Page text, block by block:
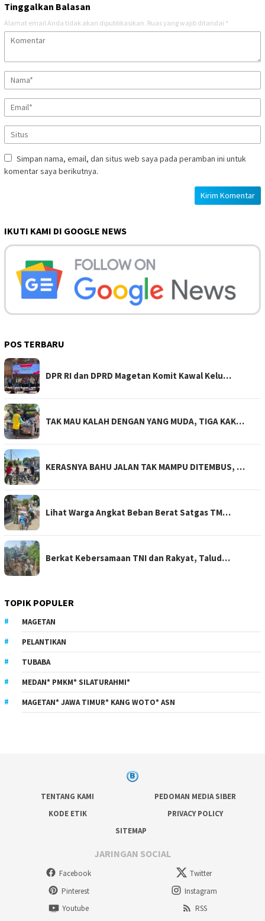
Tinggalkan Balasan
Alamat email Anda tidak akan dipublikasikan. Ruas yang wajib ditandai *
Simpan nama, email, dan situs web saya pada peramban ini untuk
komentar saya berikutnya.
IKUTI KAMI DI GOOGLE NEWS
POS TERBARU
DPR RI dan DPRD Magetan Komit Kawal Kelu…
TAK MAU KALAH DENGAN YANG MUDA, TIGA KAK…
KERASNYA BAHU JALAN TAK MAMPU DITEMBUS, …
Lihat Warga Angkat Beban Berat Satgas TM…
Berkat Kebersamaan TNI dan Rakyat, Talud…
TOPIK POPULER
MAGETAN
PELANTIKAN
TUBABA
MEDAN* PMKM* SILATURAHMI*
MAGETAN* JAWA TIMUR* KANG WOTO* ASN
TENTANG KAMI
PEDOMAN MEDIA SIBER
KODE ETIK
PRIVACY POLICY
SITEMAP
JARINGAN SOCIAL
Facebook
Twitter
Pinterest
Instagram
Youtube
RSS